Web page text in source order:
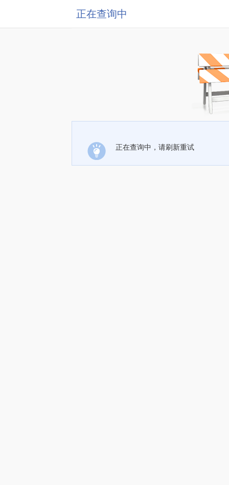
正在查询中
正在查询中，请刷新重试